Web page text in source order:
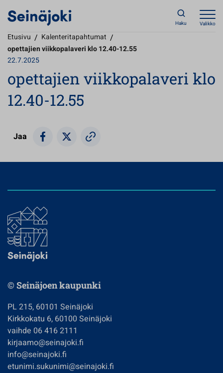
Haku Valikko
Etusivu / Kalenteritapahtumat /
opettajien viikkopalaveri klo 12.40-12.55
22.7.2025
opettajien viikkopalaveri klo
12.40-12.55
Jaa
© Seinäjoen kaupunki
PL 215, 60101 Seinäjoki
Kirkkokatu 6, 60100 Seinäjoki
vaihde 06 416 2111
kirjaamo@seinajoki.fi
info@seinajoki.fi
etunimi.sukunimi@seinajoki.fi